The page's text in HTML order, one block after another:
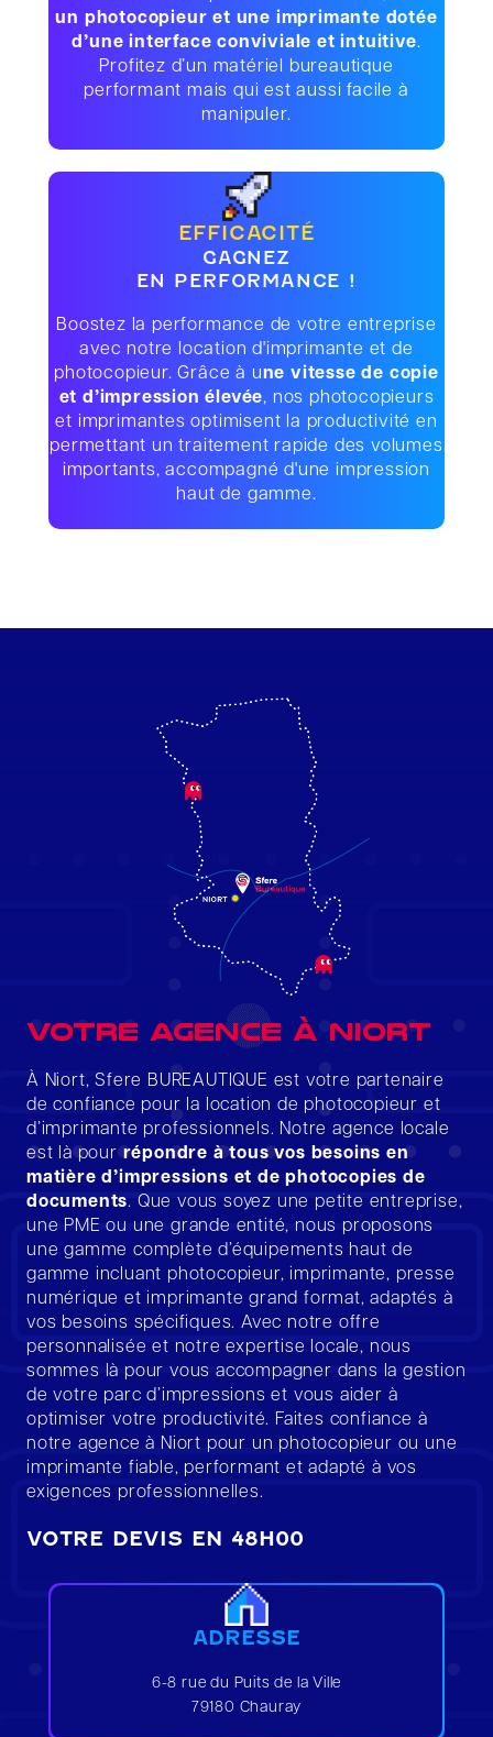
un photocopieur et une imprimante dotée
d’une interface conviviale et intuitive.
Profitez d’un matériel bureautique
performant mais qui est aussi facile à
manipuler.
EFFICACITÉ
GAGNEZ
EN PERFORMANCE !
Boostez la performance de votre entreprise
avec notre location d'imprimante et de
photocopieur. Grâce à une vitesse de copie
et d’impression élevée, nos photocopieurs
et imprimantes optimisent la productivité en
permettant un traitement rapide des volumes
importants, accompagné d'une impression
haut de gamme.
Votre agence à Niort
À Niort, Sfere BUREAUTIQUE est votre partenaire
de confiance pour la location de photocopieur et
d’imprimante professionnels. Notre agence locale
est là pourrépondre à tous vos besoins en
matière d’impressions et de photocopies de
documents. Que vous soyez une petite entreprise,
une PME ou une grande entité, nous proposons
une gamme complète d’équipements haut de
gamme incluant photocopieur, imprimante, presse
numérique et imprimante grand format, adaptés à
vos besoins spécifiques. Avec notre offre
personnalisée et notre expertise locale, nous
sommes là pour vous accompagner dans la gestion
de votre parc d’impressions et vous aider à
optimiser votre productivité. Faites confiance à
notre agence à Niort pour un photocopieur ou une
imprimante fiable, performant et adapté à vos
exigences professionnelles.
VOTRE DEVIS EN 48H00
ADRESSE
6-8 rue du Puits de la Ville
79180 Chauray